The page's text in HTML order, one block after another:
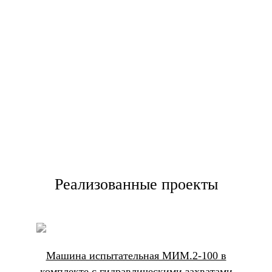
Реализованные проекты
Машина испытательная МИМ.2-100 в